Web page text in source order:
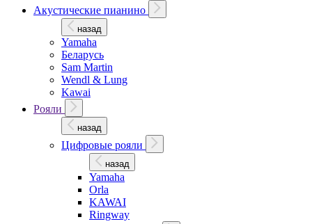
Акустические пианино
назад
Yamaha
Беларусь
Sam Martin
Wendl & Lung
Kawai
Рояли
назад
Цифровые рояли
назад
Yamaha
Orla
KAWAI
Ringway